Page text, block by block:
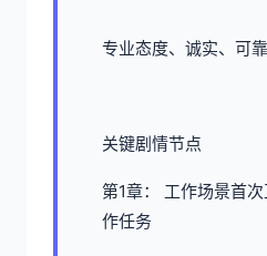
专业态度、诚实、可靠
关键剧情节点
第1章： 工作场景首
作任务